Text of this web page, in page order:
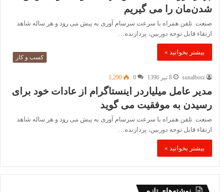
شدن‌مان را می گیریم
صنعت تلفن همراه با سرعت سرسام آوری به پیش می رود و هر ساله شاهد
ارتقاء قابل توجه دوربین، پردازنده…
بیشتر بخوانید »
کسب و کار
sunalborz 8 تیر 1396 0
1,290
مدیر عامل میلیاردر اینستاگرام از عادات خود برای
رسیدن به موفقیت می گوید
صنعت تلفن همراه با سرعت سرسام آوری به پیش می رود و هر ساله شاهد
ارتقاء قابل توجه دوربین، پردازنده…
بیشتر بخوانید »